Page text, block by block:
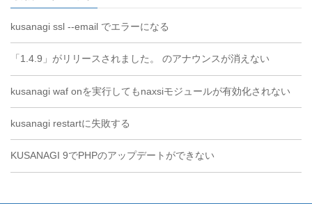
kusanagi ssl --email でエラーになる
「1.4.9」がリリースされました。 のアナウンスが消えない
kusanagi waf onを実行してもnaxsiモジュールが有効化されない
kusanagi restartに失敗する
KUSANAGI 9でPHPのアップデートができない